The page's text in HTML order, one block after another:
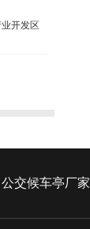
开发区
公交候车亭厂家